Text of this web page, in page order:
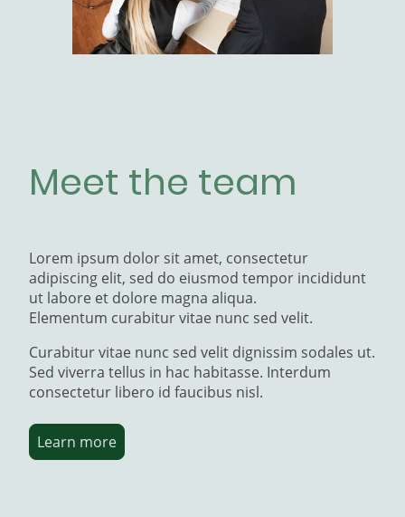
Meet the team
Lorem ipsum dolor sit amet, consectetur
adipiscing elit, sed do eiusmod tempor incididunt
ut labore et dolore magna aliqua.
Elementum curabitur vitae nunc sed velit.
Curabitur vitae nunc sed velit dignissim sodales ut.
Sed viverra tellus in hac habitasse. Interdum
consectetur libero id faucibus nisl.
Learn more